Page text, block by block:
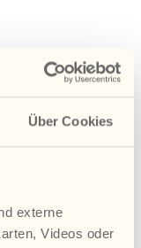
Über Cookies
externe
Videos oder